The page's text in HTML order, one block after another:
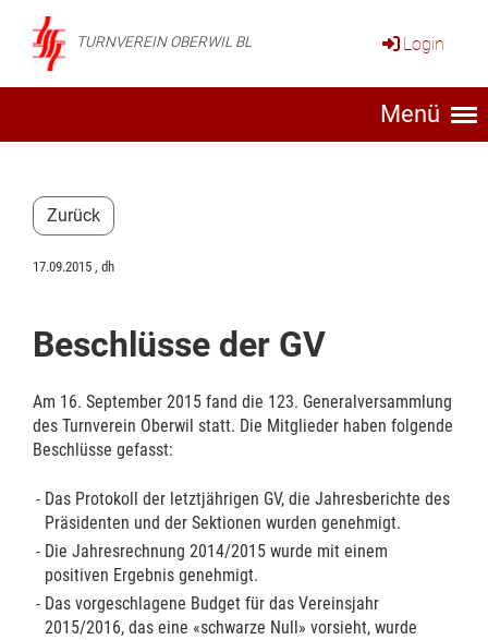
TURNVEREIN OBERWIL BL Login
Menü
Zurück
17.09.2015 , dh
Beschlüsse der GV
Am 16. September 2015 fand die 123. Generalversammlung
des Turnverein Oberwil statt. Die Mitglieder haben folgende
Beschlüsse gefasst:
- Das Protokoll der letztjährigen GV, die Jahresberichte des
Präsidenten und der Sektionen wurden genehmigt.
- Die Jahresrechnung 2014/2015 wurde mit einem
positiven Ergebnis genehmigt.
- Das vorgeschlagene Budget für das Vereinsjahr
2015/2016, das eine «schwarze Null» vorsieht, wurde